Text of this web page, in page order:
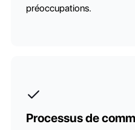
préoccupations.
Processus de